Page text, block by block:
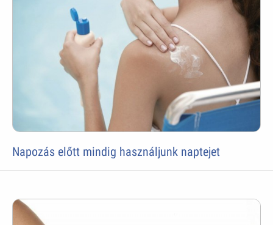
Napozás előtt mindig használjunk naptejet